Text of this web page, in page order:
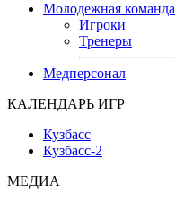
Молодежная команда
Игроки
Тренеры
Медперсонал
КАЛЕНДАРЬ ИГР
Кузбасс
Кузбасс-2
МЕДИА